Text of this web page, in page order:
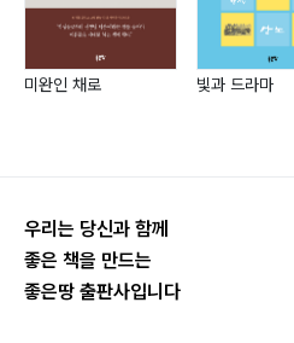
찔레꽃과 할미꽃
4장 ─ 일상
혼밥
라면
택시
내가 뭐라고
미완인 채로 빛과 드라마
우리는 당신과 함께
좋은 책을 만드는
좋은땅 출판사입니다